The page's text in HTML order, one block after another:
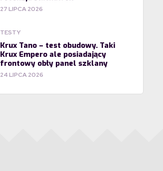
27 LIPCA 2026
TESTY
Krux Tano – test obudowy. Taki
Krux Empero ale posiadający
frontowy obły panel szklany
24 LIPCA 2026